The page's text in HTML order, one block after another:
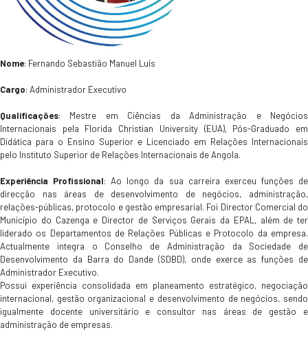
Nome: Fernando Sebastião Manuel Luís
Cargo: Administrador Executivo
Qualificações: Mestre em Ciências da Administração e Negócios
Internacionais pela Florida Christian University (EUA), Pós-Graduado em
Didática para o Ensino Superior e Licenciado em Relações Internacionais
pelo Instituto Superior de Relações Internacionais de Angola.
Experiência Profissional: Ao longo da sua carreira exerceu funções de
direcção nas áreas de desenvolvimento de negócios, administração,
relações-públicas, protocolo e gestão empresarial. Foi Director Comercial do
Município do Cazenga e Director de Serviços Gerais da EPAL, além de ter
liderado os Departamentos de Relações Públicas e Protocolo da empresa.
Actualmente integra o Conselho de Administração da Sociedade de
Desenvolvimento da Barra do Dande (SDBD), onde exerce as funções de
Administrador Executivo.
Possui experiência consolidada em planeamento estratégico, negociação
internacional, gestão organizacional e desenvolvimento de negócios, sendo
igualmente docente universitário e consultor nas áreas de gestão e
administração de empresas.